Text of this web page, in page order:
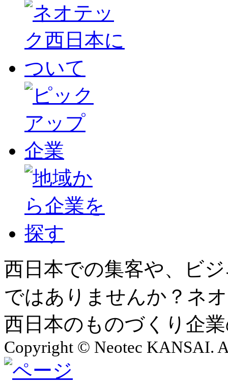
西日本での集客や、ビ
ではありませんか？ネ
西日本のものづくり企
Copyright © Neotec KANSAI.